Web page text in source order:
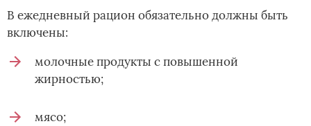
В ежедневный рацион обязательно должны быть
включены:
молочные продукты с повышенной
жирностью;
мясо;